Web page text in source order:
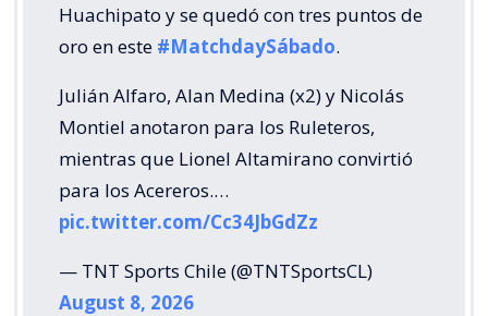
Huachipato y se quedó con tres puntos de
oro en este #MatchdaySábado.
Julián Alfaro, Alan Medina (x2) y Nicolás
Montiel anotaron para los Ruleteros,
mientras que Lionel Altamirano convirtió
para los Acereros.…
pic.twitter.com/Cc34JbGdZz
— TNT Sports Chile (@TNTSportsCL)
August 8, 2026